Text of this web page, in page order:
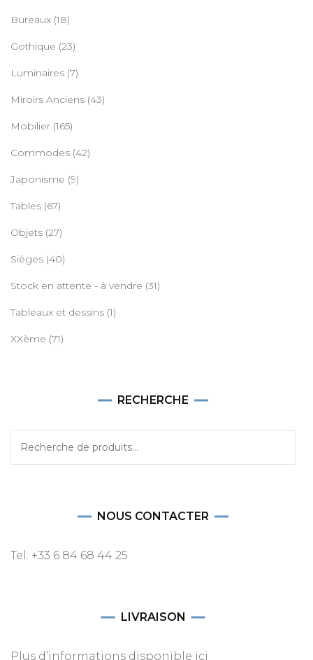
Bureaux (18)
Gothique (23)
Luminaires (7)
Miroirs Anciens (43)
Mobilier (165)
Commodes (42)
Japonisme (9)
Tables (67)
Objets (27)
Sièges (40)
Stock en attente - à vendre (31)
Tableaux et dessins (1)
XXème (71)
RECHERCHE
NOUS CONTACTER
Tel: +33 6 84 68 44 25
LIVRAISON
Plus d’informations disponible ici